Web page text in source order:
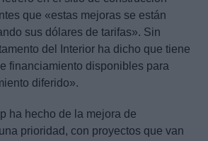
que «estas mejoras se están
sus dólares de tarifas». Sin
del Interior ha dicho que tiene
financiamiento disponibles para
diferido».
ha hecho de la mejora de
prioridad, con proyectos que van